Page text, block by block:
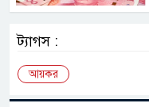
ট্যাগস :
আয়কর